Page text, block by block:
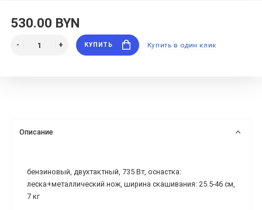
530.00 BYN
КУПИТЬ Купить в один клик
Описание
бензиновый, двухтактный, 735 Вт, оснастка:
леска+металлический нож, ширина скашивания: 25.5-46 см,
7 кг